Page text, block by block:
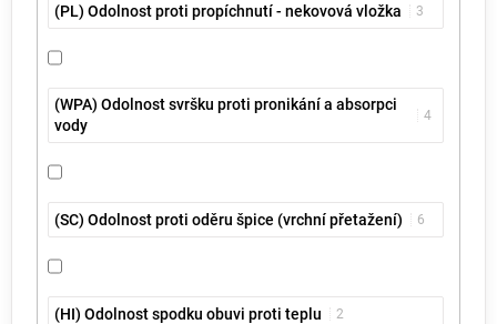
(PL) Odolnost proti propíchnutí - nekovová vložka 3
(WPA) Odolnost svršku proti pronikání a absorpci
vody
4
(SC) Odolnost proti oděru špice (vrchní přetažení) 6
(HI) Odolnost spodku obuvi proti teplu 2